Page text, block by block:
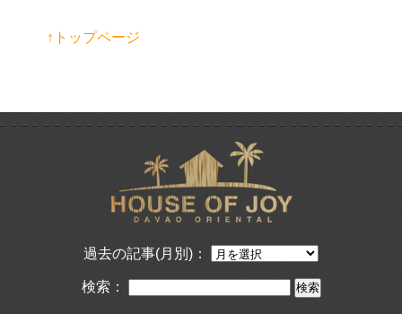
↑トップページ
過去の記事(月別)：
検索：